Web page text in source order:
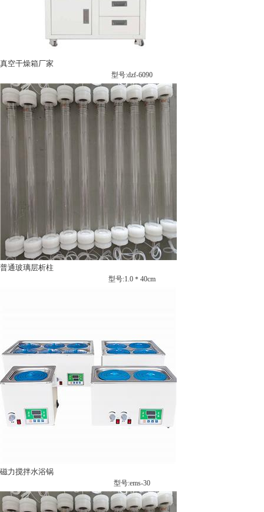
真空干燥箱厂家
型号:dzf-6090
普通玻璃层析柱
型号:1.0＊40cm
磁力搅拌水浴锅
型号:ems-30